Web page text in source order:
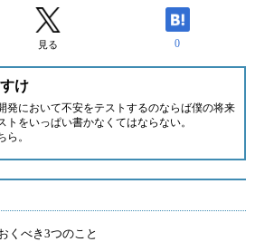
見る 0
け
発において不安をテストするのならば僕の将来
トをいっぱい書かなくてはならない。
ら 。
くべき3つのこと